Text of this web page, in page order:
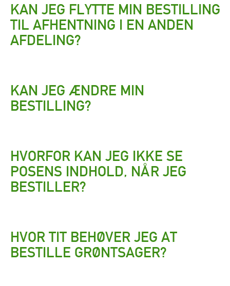
KAN JEG FLYTTE MIN BESTILLING
TIL AFHENTNING I EN ANDEN
AFDELING?
KAN JEG ÆNDRE MIN
BESTILLING?
HVORFOR KAN JEG IKKE SE
POSENS INDHOLD, NÅR JEG
BESTILLER?
HVOR TIT BEHØVER JEG AT
BESTILLE GRØNTSAGER?